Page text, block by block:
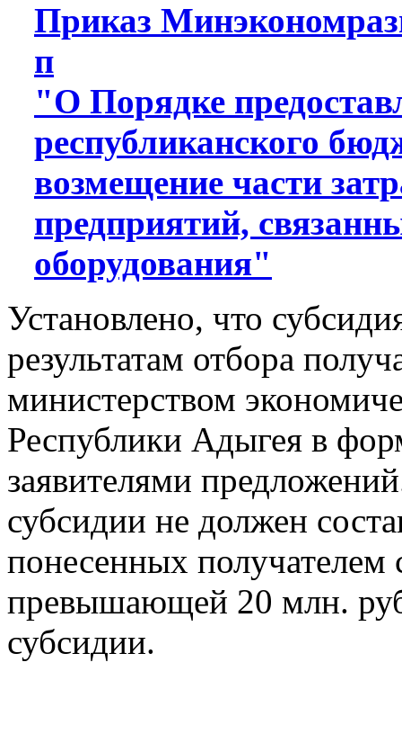
Приказ
п
"О Порядке
республиканского
возмещение части
предприятий,
оборудования"
Установлено, что
результатам отбора
министерством
Республики Адыгея в
заявителями
субсидии не должен
понесенных получателем
превышающей 20 млн.
субсидии.